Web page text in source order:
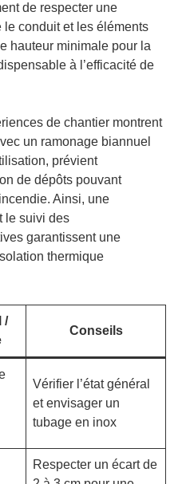
de respecter une
conduit et les éléments
hauteur minimale pour la
à l’efficacité de
de chantier montrent
un ramonage biannuel
prévient
de dépôts pouvant
Ainsi, une
le suivi des
garantissent une
thermique
/
Conseils
Vérifier l’état général
et envisager un
tubage en inox
Respecter un écart de